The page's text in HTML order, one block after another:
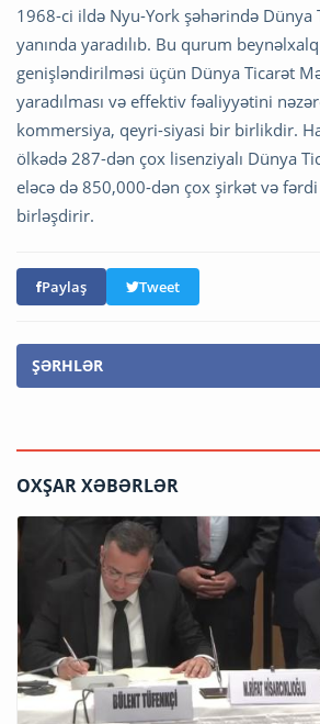
1968-ci ildə Nyu-York şəhərində Dünya
yanında yaradılıb. Bu qurum
genişləndirilməsi üçün Dünya Ticarət
yaradılması və effektiv fəaliyyətini
kommersiya, qeyri-siyasi bir birlikdir.
ölkədə 287-dən çox lisenziyalı Dünya
eləcə də 850,000-dən çox şirkət və
birləşdirir.
Paylaş Tweet
ŞƏRHLƏR
OXŞAR XƏBƏRLƏR